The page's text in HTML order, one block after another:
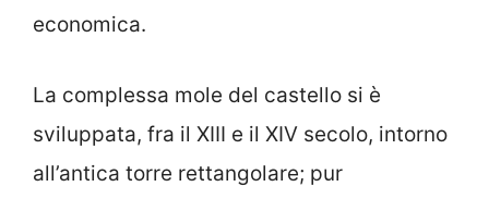
economica.
La complessa mole del castello si è
sviluppata, fra il XIII e il XIV secolo, intorno
all’antica torre rettangolare; pur